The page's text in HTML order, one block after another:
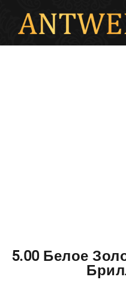
5.00 Белое